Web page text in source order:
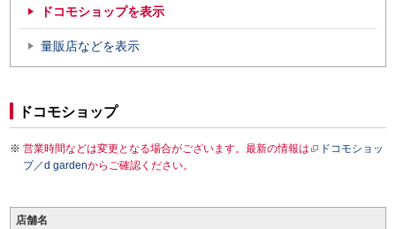
ドコモショップを表示
量販店などを表示
ドコモショップ
営業時間などは変更となる場合がございます。最新の情報は
ドコモショッ
プ／d gardenからご確認ください。
店舗名